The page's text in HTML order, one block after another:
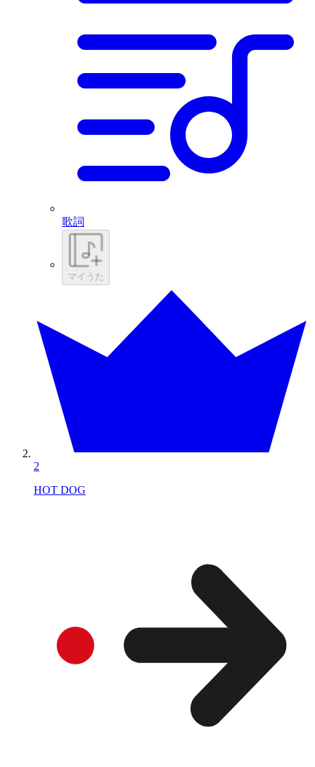
歌詞
マイうた
2
HOT DOG